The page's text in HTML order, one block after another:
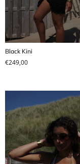
Black Kini
€249,00